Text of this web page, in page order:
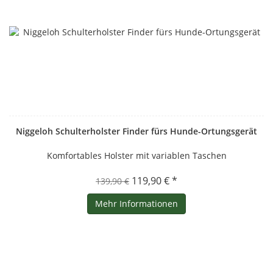
Niggeloh Schulterholster Finder fürs Hunde-Ortungsgerät
Komfortables Holster mit variablen Taschen
139,90 € 119,90 € *
Mehr Informationen